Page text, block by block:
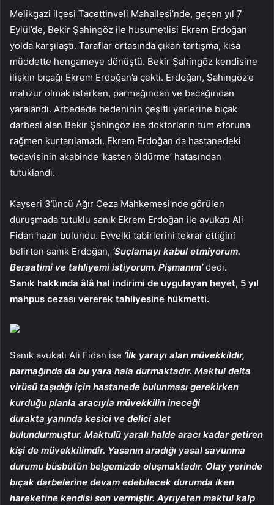
Melikgazi ilçesi Tacettinveli Mahallesi’nde, geçen yıl 7
Eylül’de, Bekir Şahingöz ile husumetlisi Ekrem Erdoğan
yolda karşılaştı. Taraflar ortasında çıkan tartışma, kısa
müddette hengameye dönüştü. Bekir Şahingöz kendisine
ilişkin bıçağı Ekrem Erdoğan’a çekti. Erdoğan, Şahingöz’e
mahzur olmak isterken, parmağından ve bacağından
yaralandı. Arbedede bedeninin çeşitli yerlerine bıçak
darbesi alan Bekir Şahingöz ise doktorların tüm eforuna
rağmen kurtarılamadı. Ekrem Erdoğan da hastanedeki
tedavisinin akabinde ‘kasten öldürme’ hatasından
tutuklandı.
Kayseri 3’üncü Ağır Ceza Mahkemesi’nde görülen
duruşmada tutuklu sanık Ekrem Erdoğan ile avukatı Ali
Fidan hazır bulundu. Evvelki tabirlerini tekrar ettiğini
belirten sanık Erdoğan, ‘Suçlamayı kabul etmiyorum.
Beraatimi ve tahliyemi istiyorum. Pişmanım’dedi.
Sanık hakkında âlâ hal indirimi de uygulayan heyet, 5 yıl
mahpus cezası vererek tahliyesine hükmetti.
Sanık avukatı Ali Fidan ise ‘İlk yarayı alan müvekkildir,
parmağında da bu yara hala durmaktadır. Maktul delta
virüsü taşıdığı için hastanede bulunması gerekirken
kurduğu planla aracıyla müvekkilin ineceği
durakta yanında kesici ve delici alet
bulundurmuştur. Maktulü yaralı halde aracı kadar getiren
kişi de müvekkilimdir. Yasanın aradığı yasal savunma
durumu büsbütün belgemizde oluşmaktadır. Olay yerinde
bıçak darbelerine devam edebilecek durumda iken
hareketine kendisi son vermiştir. Ayrıyeten maktul kalp